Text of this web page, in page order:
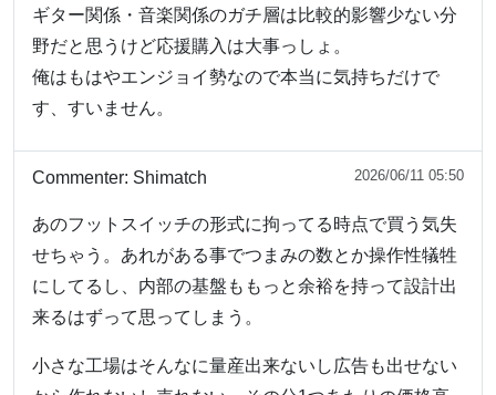
ギター関係・音楽関係のガチ層は比較的影響少ない分
野だと思うけど応援購入は大事っしょ。
俺はもはやエンジョイ勢なので本当に気持ちだけで
す、すいません。
Commenter: Shimatch 2026/06/11 05:50
あのフットスイッチの形式に拘ってる時点で買う気失
せちゃう。あれがある事でつまみの数とか操作性犠牲
にしてるし、内部の基盤ももっと余裕を持って設計出
来るはずって思ってしまう。
小さな工場はそんなに量産出来ないし広告も出せない